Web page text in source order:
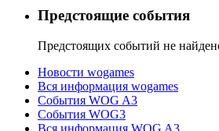
Предстоящие события
Предстоящих событий не
Новости wogames
Вся информация wogames
События WOG A3
События WOG3
Вся информация WOG A3